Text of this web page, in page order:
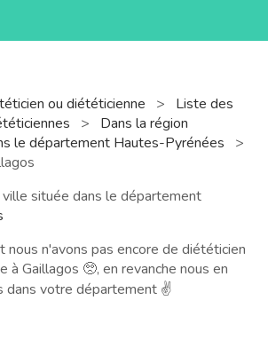
ou diététicienne >
Liste des
>
Dans la région
le département Hautes-Pyrénées
>
située dans le département
nous n'avons pas encore de diététicien
à Gaillagos 🥺, en revanche nous en
dans votre département ✌️